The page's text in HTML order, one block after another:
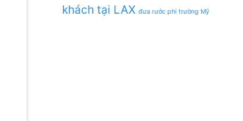
khách tại LAX đưa rước phi trường Mỹ